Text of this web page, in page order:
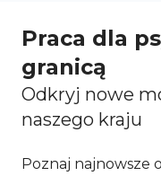
Praca dla
granicą
Odkryj nowe
naszego kraju
Poznaj najnowsze